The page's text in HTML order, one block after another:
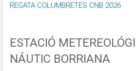
REGATA COLUMBRETES CNB 2026
ESTACIÓ
NÁUTIC BORRIANA